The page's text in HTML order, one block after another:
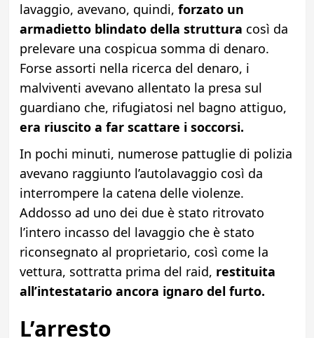
lavaggio, avevano, quindi, forzato un
armadietto blindato della struttura così da
prelevare una cospicua somma di denaro.
Forse assorti nella ricerca del denaro, i
malviventi avevano allentato la presa sul
guardiano che, rifugiatosi nel bagno attiguo,
era riuscito a far scattare i soccorsi.
In pochi minuti, numerose pattuglie di polizia
avevano raggiunto l’autolavaggio così da
interrompere la catena delle violenze.
Addosso ad uno dei due è stato ritrovato
l’intero incasso del lavaggio che è stato
riconsegnato al proprietario, così come la
vettura, sottratta prima del raid, restituita
all’intestatario ancora ignaro del furto.
L’arresto